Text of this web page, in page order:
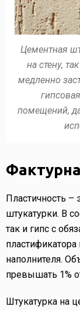
Цементная
на стену,
медленно
помещений,
Пластичность –
штукатурки. В
так и гипс с
наполнителя.
превышать 1%
Штукатурка на